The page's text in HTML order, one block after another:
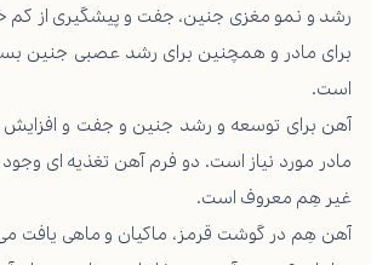
رشد و نمو مغزی جنین، جفت و پیشگیری از کم
برای مادر و همچنین برای رشد عصبی جنین
است.
آهن برای توسعه و رشد جنین و جفت و افزایش
مادر مورد نیاز است. دو فرم آهن تغذیه ای
غیر هِم معروف است.
آهن هِم در گوشت قرمز، ماکیان و ماهی یافت